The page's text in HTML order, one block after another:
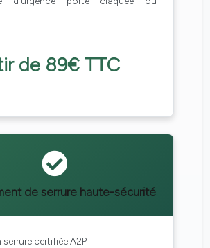
de 89€ TTC
de serrure haute-sécurité
certifiée A2P